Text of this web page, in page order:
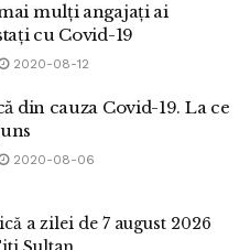
mulți angajați ai
cu Covid-19
2020-08-12
din cauza Covid-19. La ce
2020-08-06
a zilei de 7 august 2026